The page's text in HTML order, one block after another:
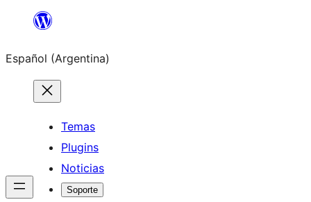
Saltar
contenido
Español (Argentina)
Temas
Plugins
Noticias
Soporte